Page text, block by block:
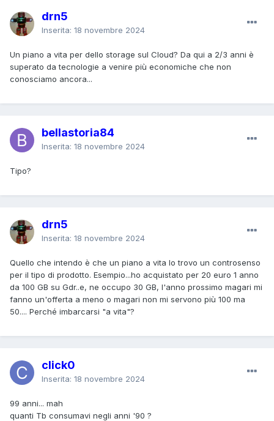
drn5
Inserita: 18 novembre 2024
Un piano a vita per dello storage sul Cloud? Da qui a 2/3 anni è
superato da tecnologie a venire più economiche che non
conosciamo ancora...
bellastoria84
Inserita: 18 novembre 2024
Tipo?
drn5
Inserita: 18 novembre 2024
Quello che intendo è che un piano a vita lo trovo un controsenso
per il tipo di prodotto. Esempio...ho acquistato per 20 euro 1 anno
da 100 GB su Gdr..e, ne occupo 30 GB, l'anno prossimo magari mi
fanno un'offerta a meno o magari non mi servono più 100 ma
50.... Perché imbarcarsi "a vita"?
click0
Inserita: 18 novembre 2024
99 anni... mah
quanti Tb consumavi negli anni '90 ?